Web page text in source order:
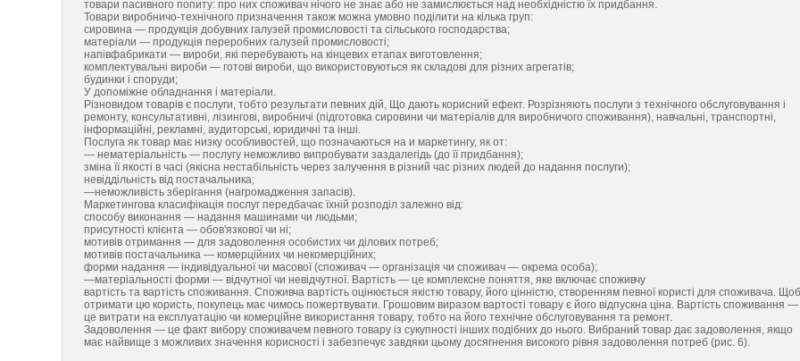
товари пасивного попиту: про них споживач нічого не знає або не замислюється над необхідністю їх придбання.
Товари виробничо-технічного призначення також можна умовно поділити на кілька груп:
сировина — продукція добувних галузей промисловості та сільського господарства;
матеріали — продукція переробних галузей промисловості;
напівфабрикати — вироби, які перебувають на кінцевих етапах виготовлення;
комплектувальні вироби — готові вироби, що використовуються як складові для різних агрегатів;
будинки і споруди;
У допоміжне обладнання і матеріали.
Різновидом товарів є послуги, тобто результати певних дій, Що дають корисний ефект. Розрізняють послуги з технічного обслуговування і
ремонту, консультативні, лізингові, виробничі (підготовка сировини чи матеріалів для виробничого споживання), навчальні, транспортні,
інформаційні, рекламні, аудиторські, юридичні та інші.
Послуга як товар має низку особливостей, що позначаються на и маркетингу, як от:
— нематеріальність — послугу неможливо випробувати заздалегідь (до її придбання);
зміна її якості в часі (якісна нестабільність через залучення в різний час різних людей до надання послуги);
невіддільність від постачальника;
—неможливість зберігання (нагромадження запасів).
Маркетингова класифікація послуг передбачає їхній розподіл залежно від:
способу виконання — надання машинами чи людьми;
присутності клієнта — обов'язкової чи ні;
мотивів отримання — для задоволення особистих чи ділових потреб;
мотивів постачальника — комерційних чи некомерційних;
форми надання — індивідуальної чи масової (споживач — організація чи споживач — окрема особа);
—матеріальності форми — відчутної чи невідчутної. Вартість — це комплексне поняття, яке включає споживчу
вартість та вартість споживання. Споживча вартість оцінюється якістю товару, його цінністю, створенням певної користі для споживача. Щоб
отримати цю користь, покупець має чимось пожертвувати. Грошовим виразом вартості товару є його відпускна ціна. Вартість споживання —
це витрати на експлуатацію чи комерційне використання товару, тобто на його технічне обслуговування та ремонт.
Задоволення — це факт вибору споживачем певного товару із сукупності інших подібних до нього. Вибраний товар дає задоволення, якщо
має найвище з можливих значення корисності і забезпечує завдяки цьому досягнення високого рівня задоволення потреб (рис. 6).